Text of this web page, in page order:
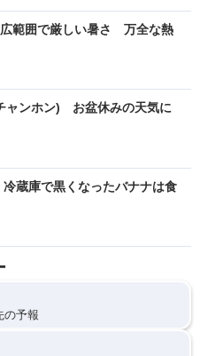
範囲で厳しい暑さ 万全な熱
ャンホン) お盆休みの天気に
蔵庫で黒くなったバナナは食
の予報